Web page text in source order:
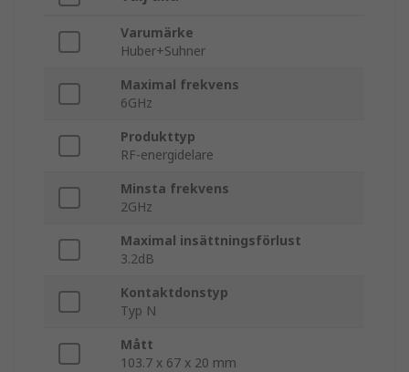
Varumärke
Huber+Suhner
Maximal frekvens
6GHz
Produkttyp
RF-energidelare
Minsta frekvens
2GHz
Maximal insättningsförlust
3.2dB
Kontaktdonstyp
Typ N
Mått
103.7 x 67 x 20 mm